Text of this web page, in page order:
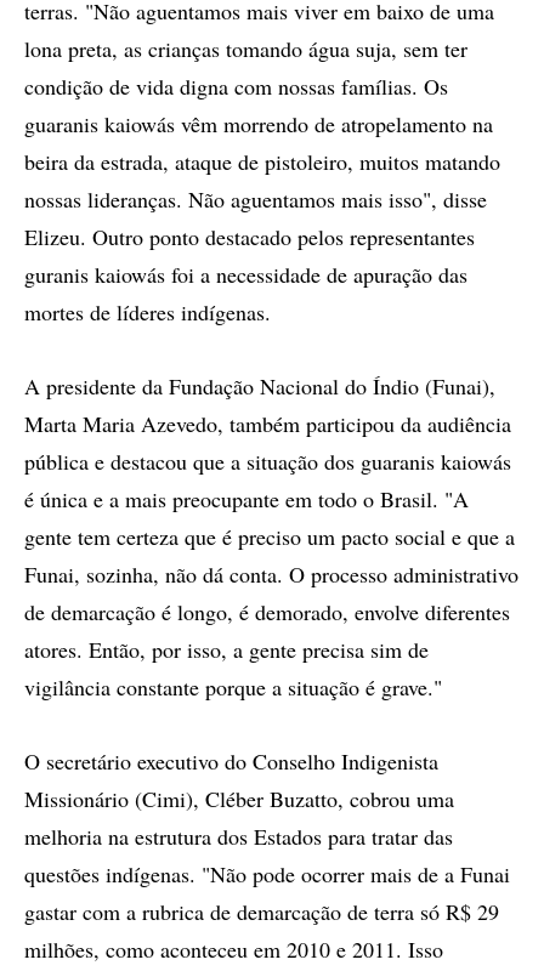
terras. "Não aguentamos mais viver em baixo de uma
lona preta, as crianças tomando água suja, sem ter
condição de vida digna com nossas famílias. Os
guaranis kaiowás vêm morrendo de atropelamento na
beira da estrada, ataque de pistoleiro, muitos matando
nossas lideranças. Não aguentamos mais isso", disse
Elizeu. Outro ponto destacado pelos representantes
guranis kaiowás foi a necessidade de apuração das
mortes de líderes indígenas.
A presidente da Fundação Nacional do Índio (Funai),
Marta Maria Azevedo, também participou da audiência
pública e destacou que a situação dos guaranis kaiowás
é única e a mais preocupante em todo o Brasil. "A
gente tem certeza que é preciso um pacto social e que a
Funai, sozinha, não dá conta. O processo administrativo
de demarcação é longo, é demorado, envolve diferentes
atores. Então, por isso, a gente precisa sim de
vigilância constante porque a situação é grave."
O secretário executivo do Conselho Indigenista
Missionário (Cimi), Cléber Buzatto, cobrou uma
melhoria na estrutura dos Estados para tratar das
questões indígenas. "Não pode ocorrer mais de a Funai
gastar com a rubrica de demarcação de terra só R$ 29
milhões, como aconteceu em 2010 e 2011. Isso